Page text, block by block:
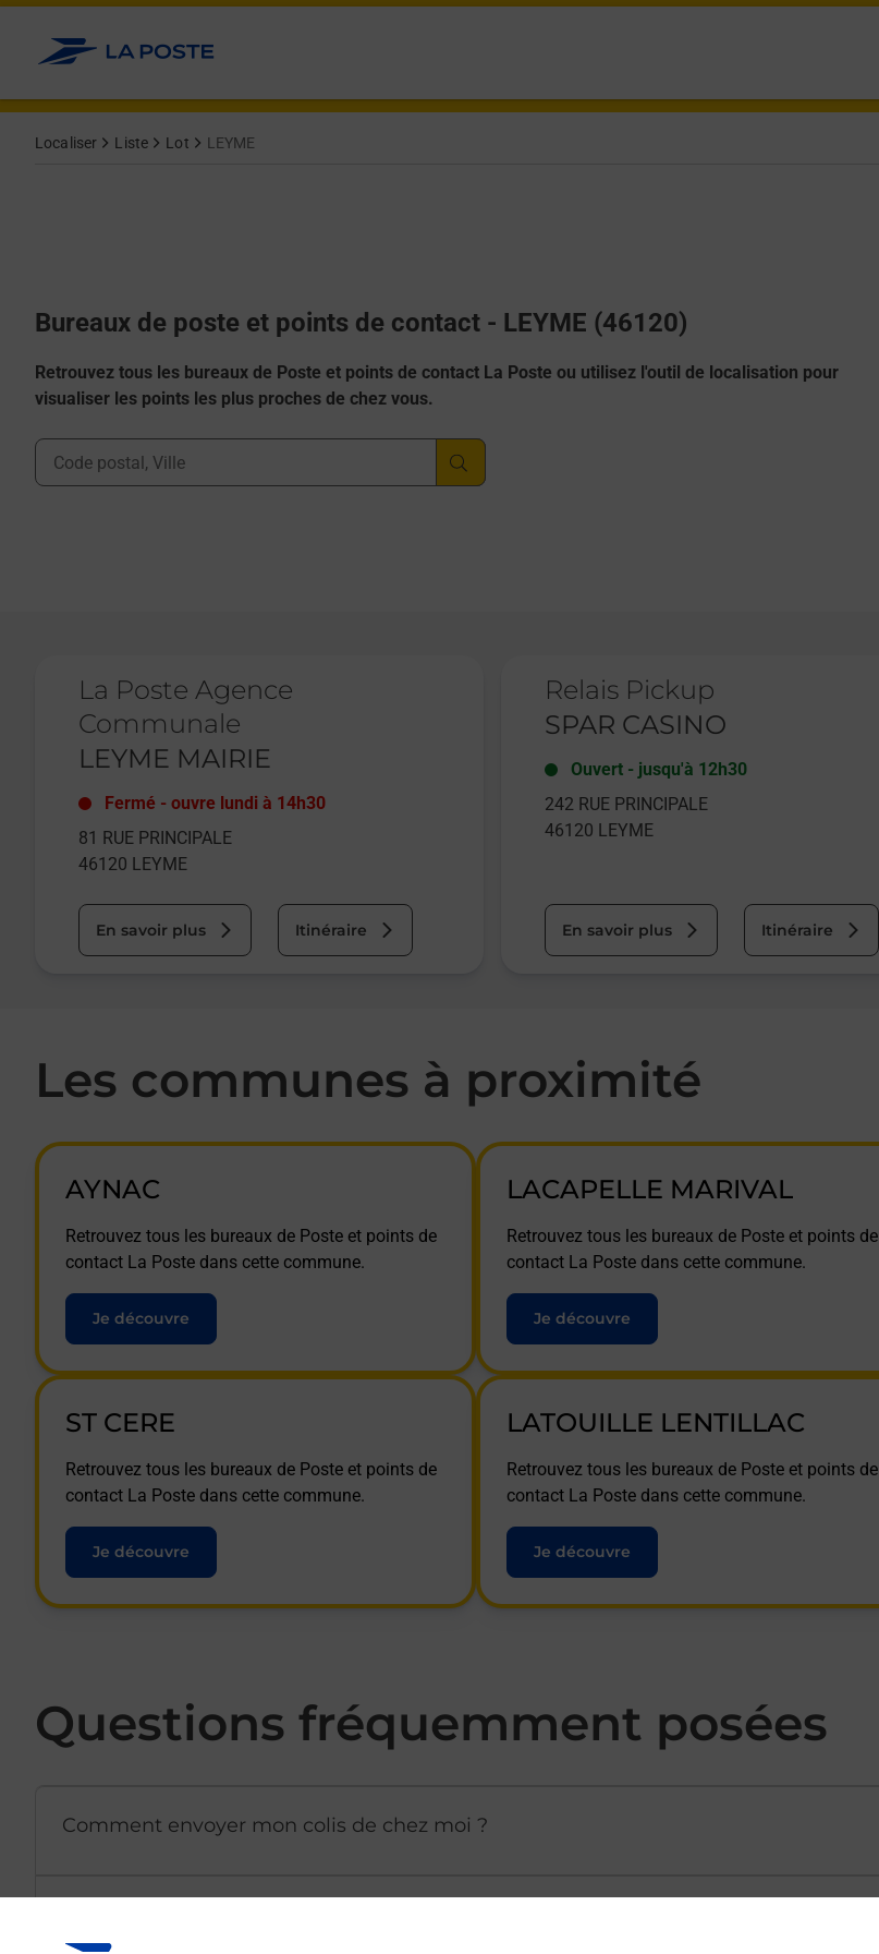
Allez au contenu
Localiser Liste Lot LEYME
Bureaux de poste et points de contact - LEYME (46120)
Retrouvez tous les bureaux de Poste et points de contact La Poste ou utilisez l'outil de localisation pour
visualiser les points les plus proches de chez vous.
Ville, Département, Code Postal
La Poste Agence
Communale
LEYME MAIRIE
Fermé - ouvre lundi à 14h30
81 RUE PRINCIPALE
46120 LEYME
En savoir plus Itinéraire
Relais Pickup
SPAR CASINO
Ouvert- jusqu'à 12h30
242 RUE PRINCIPALE
46120 LEYME
En savoir plus Itinéraire
Les communes à proximité
AYNAC
Retrouvez tous les bureaux de Poste et points de
contact La Poste dans cette commune.
Je découvre
LACAPELLE MARIVAL
Retrouvez tous les bureaux de Poste et points de
contact La Poste dans cette commune.
Je découvre
ST CERE
Retrouvez tous les bureaux de Poste et points de
contact La Poste dans cette commune.
Je découvre
LATOUILLE LENTILLAC
Retrouvez tous les bureaux de Poste et points de
contact La Poste dans cette commune.
Je découvre
Questions fréquemment posées
Comment envoyer mon colis de chez moi ?
Afficher ou masquer la réponse
Afficher ou masquer la réponse
Afficher ou masquer la réponse
Afficher ou masquer la réponse
Afficher ou masquer la réponse